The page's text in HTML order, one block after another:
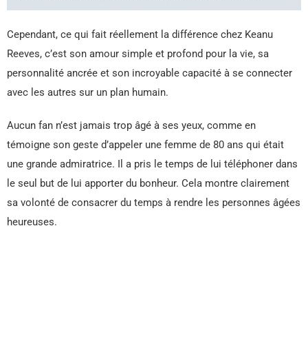
Cependant, ce qui fait réellement la différence chez Keanu
Reeves, c’est son amour simple et profond pour la vie, sa
personnalité ancrée et son incroyable capacité à se connecter
avec les autres sur un plan humain.
Aucun fan n’est jamais trop âgé à ses yeux, comme en
témoigne son geste d’appeler une femme de 80 ans qui était
une grande admiratrice. Il a pris le temps de lui téléphoner dans
le seul but de lui apporter du bonheur. Cela montre clairement
sa volonté de consacrer du temps à rendre les personnes âgées
heureuses.